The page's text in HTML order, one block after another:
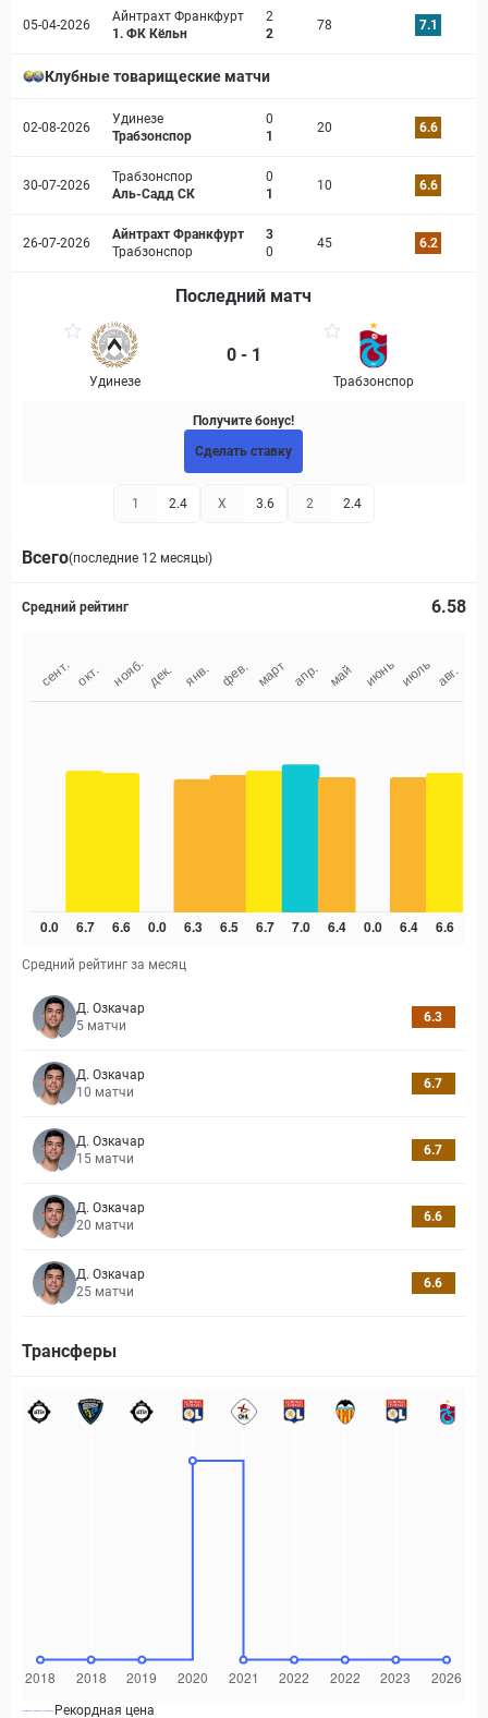
05-04-2026
Айнтрахт Франкфурт
1. ФК Кёльн
2
2
78 7.1
Клубные товарищеские матчи
02-08-2026
Удинезе
Трабзонспор
0
1
20 6.6
30-07-2026
Трабзонспор
Аль-Садд СК
0
1
10 6.6
26-07-2026
Айнтрахт Франкфурт
Трабзонспор
3
0
45 6.2
Последний матч
Удинезе
0 - 1
Трабзонспор
Получите бонус!
Сделать ставку
1 2.4 X 3.6 2 2.4
Всего(последние 12 месяцы)
Средний рейтинг 6.58
Средний рейтинг за месяц
Д. Озкачар
5 матчи
6.3
Д. Озкачар
10 матчи
6.7
Д. Озкачар
15 матчи
6.7
Д. Озкачар
20 матчи
6.6
Д. Озкачар
25 матчи
6.6
Трансферы
Рекордная цена